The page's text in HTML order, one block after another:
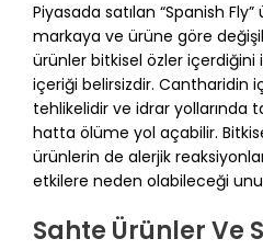
Piyasada satılan “Spanish
markaya ve ürüne göre
ürünler bitkisel özler içerdiğini
içeriği belirsizdir. Cantharidin
tehlikelidir ve idrar yollarında
hatta ölüme yol açabilir.
ürünlerin de alerjik
etkilere neden olabileceği
Sahte Ürünler Ve